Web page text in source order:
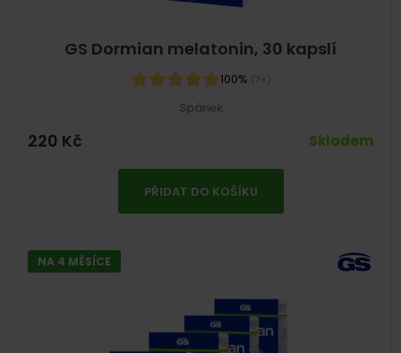
GS Dormian melatonin, 30 kapslí
100% (7×)
Spánek
220 Kč Skladem
PŘIDAT DO KOŠÍKU
NA 4 MĚSÍCE